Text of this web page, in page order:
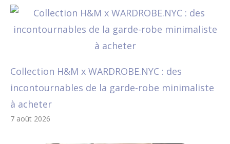
Collection H&M x WARDROBE.NYC : des
incontournables de la garde-robe minimaliste
à acheter
7 août 2026